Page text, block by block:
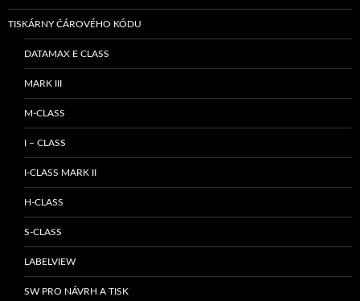
TISKÁRNY ČÁROVÉHO KÓDU
DATAMAX E CLASS
MARK III
M-CLASS
I – CLASS
I-CLASS MARK II
H-CLASS
S-CLASS
LABELVIEW
SW PRO NÁVRH A TISK